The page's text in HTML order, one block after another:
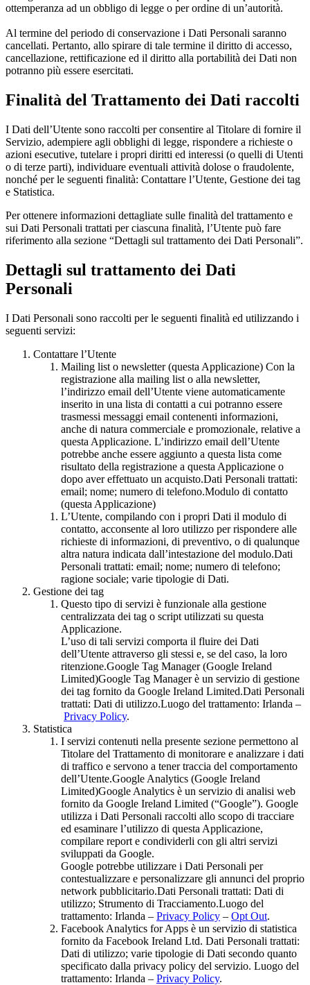
ottemperanza ad un obbligo di legge o per ordine di un’autorità.
Al termine del periodo di conservazione i Dati Personali saranno
cancellati. Pertanto, allo spirare di tale termine il diritto di accesso,
cancellazione, rettificazione ed il diritto alla portabilità dei Dati non
potranno più essere esercitati.
Finalità del Trattamento dei Dati raccolti
I Dati dell’Utente sono raccolti per consentire al Titolare di fornire il
Servizio, adempiere agli obblighi di legge, rispondere a richieste o
azioni esecutive, tutelare i propri diritti ed interessi (o quelli di Utenti
o di terze parti), individuare eventuali attività dolose o fraudolente,
nonché per le seguenti finalità: Contattare l’Utente, Gestione dei tag
e Statistica.
Per ottenere informazioni dettagliate sulle finalità del trattamento e
sui Dati Personali trattati per ciascuna finalità, l’Utente può fare
riferimento alla sezione “Dettagli sul trattamento dei Dati Personali”.
Dettagli sul trattamento dei Dati
Personali
I Dati Personali sono raccolti per le seguenti finalità ed utilizzando i
seguenti servizi:
Contattare l’Utente
Mailing list o newsletter (questa Applicazione) Con la
registrazione alla mailing list o alla newsletter,
l’indirizzo email dell’Utente viene automaticamente
inserito in una lista di contatti a cui potranno essere
trasmessi messaggi email contenenti informazioni,
anche di natura commerciale e promozionale, relative a
questa Applicazione. L’indirizzo email dell’Utente
potrebbe anche essere aggiunto a questa lista come
risultato della registrazione a questa Applicazione o
dopo aver effettuato un acquisto.Dati Personali trattati:
email; nome; numero di telefono.Modulo di contatto
(questa Applicazione)
L’Utente, compilando con i propri Dati il modulo di
contatto, acconsente al loro utilizzo per rispondere alle
richieste di informazioni, di preventivo, o di qualunque
altra natura indicata dall’intestazione del modulo.Dati
Personali trattati: email; nome; numero di telefono;
ragione sociale; varie tipologie di Dati.
Gestione dei tag
Questo tipo di servizi è funzionale alla gestione
centralizzata dei tag o script utilizzati su questa
Applicazione.
L’uso di tali servizi comporta il fluire dei Dati
dell’Utente attraverso gli stessi e, se del caso, la loro
ritenzione.Google Tag Manager (Google Ireland
Limited)Google Tag Manager è un servizio di gestione
dei tag fornito da Google Ireland Limited.Dati Personali
trattati: Dati di utilizzo.Luogo del trattamento: Irlanda –
Privacy Policy.
Statistica
I servizi contenuti nella presente sezione permettono al
Titolare del Trattamento di monitorare e analizzare i dati
di traffico e servono a tener traccia del comportamento
dell’Utente.Google Analytics (Google Ireland
Limited)Google Analytics è un servizio di analisi web
fornito da Google Ireland Limited (“Google”). Google
utilizza i Dati Personali raccolti allo scopo di tracciare
ed esaminare l’utilizzo di questa Applicazione,
compilare report e condividerli con gli altri servizi
sviluppati da Google.
Google potrebbe utilizzare i Dati Personali per
contestualizzare e personalizzare gli annunci del proprio
network pubblicitario.Dati Personali trattati: Dati di
utilizzo; Strumento di Tracciamento.Luogo del
trattamento: Irlanda – Privacy Policy – Opt Out.
Facebook Analytics for Apps è un servizio di statistica
fornito da Facebook Ireland Ltd. Dati Personali trattati:
Dati di utilizzo; varie tipologie di Dati secondo quanto
specificato dalla privacy policy del servizio. Luogo del
trattamento: Irlanda – Privacy Policy.